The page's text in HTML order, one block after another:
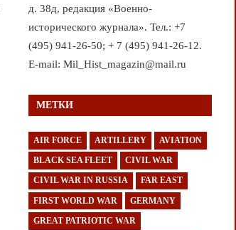
д. 38д, редакция «Военно-
исторического журнала». Тел.: +7
(495) 941-26-50; + 7 (495) 941-26-12.
E-mail: Mil_Hist_magazin@mail.ru
МЕТКИ
AIR FORCE ARTILLERY AVIATION
BLACK SEA FLEET CIVIL WAR
CIVIL WAR IN RUSSIA FAR EAST
FIRST WORLD WAR GERMANY
GREAT PATRIOTIC WAR